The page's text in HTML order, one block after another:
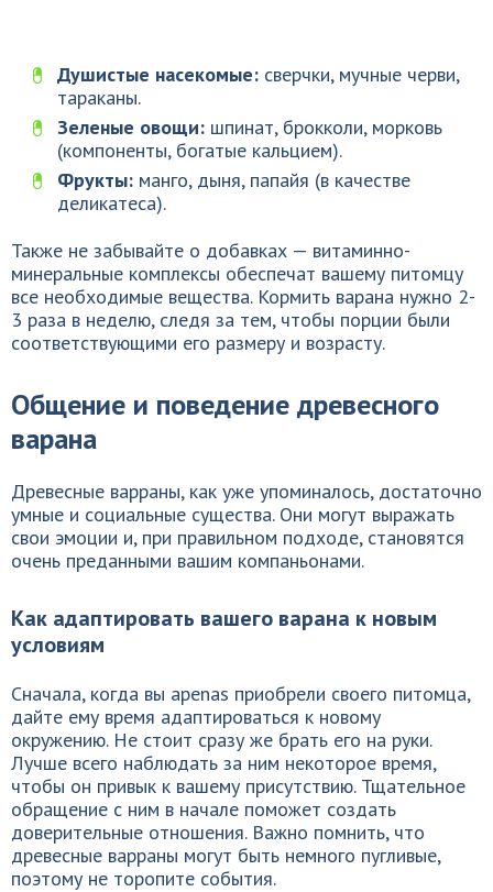
Душистые насекомые: сверчки, мучные черви,
тараканы.
Зеленые овощи: шпинат, брокколи, морковь
(компоненты, богатые кальцием).
Фрукты: манго, дыня, папайя (в качестве
деликатеса).
Также не забывайте о добавках — витаминно-
минеральные комплексы обеспечат вашему питомцу
все необходимые вещества. Кормить варана нужно 2-
3 раза в неделю, следя за тем, чтобы порции были
соответствующими его размеру и возрасту.
Общение и поведение древесного
варана
Древесные варраны, как уже упоминалось, достаточно
умные и социальные существа. Они могут выражать
свои эмоции и, при правильном подходе, становятся
очень преданными вашим компаньонами.
Как адаптировать вашего варана к новым
условиям
Сначала, когда вы apenas приобрели своего питомца,
дайте ему время адаптироваться к новому
окружению. Не стоит сразу же брать его на руки.
Лучше всего наблюдать за ним некоторое время,
чтобы он привык к вашему присутствию. Тщательное
обращение с ним в начале поможет создать
доверительные отношения. Важно помнить, что
древесные варраны могут быть немного пугливые,
поэтому не торопите события.